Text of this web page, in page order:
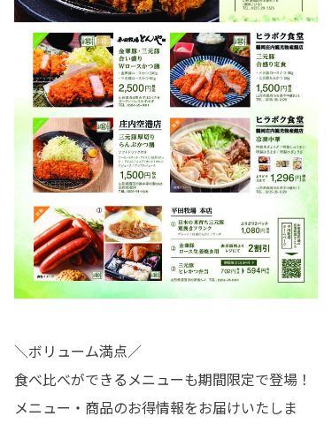
＼ボリューム満点／
食べ比べができるメニューも期間限定で登場！
メニュー・商品のお得情報をお届けいたしま